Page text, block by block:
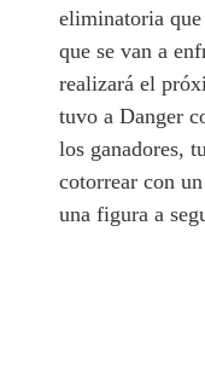
eliminatoria
que se van a
realizará el
tuvo a Danger
los ganadores,
cotorrear con
una figura a